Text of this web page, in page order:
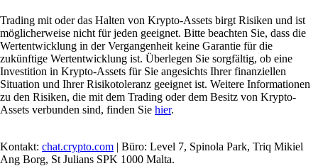
Trading mit oder das Halten von Krypto-Assets birgt Risiken und ist
möglicherweise nicht für jeden geeignet. Bitte beachten Sie, dass die
Wertentwicklung in der Vergangenheit keine Garantie für die
zukünftige Wertentwicklung ist. Überlegen Sie sorgfältig, ob eine
Investition in Krypto-Assets für Sie angesichts Ihrer finanziellen
Situation und Ihrer Risikotoleranz geeignet ist. Weitere Informationen
zu den Risiken, die mit dem Trading oder dem Besitz von Krypto-
Assets verbunden sind, finden Sie hier.
Kontakt: chat.crypto.com | Büro: Level 7, Spinola Park, Triq Mikiel
Ang Borg, St Julians SPK 1000 Malta.